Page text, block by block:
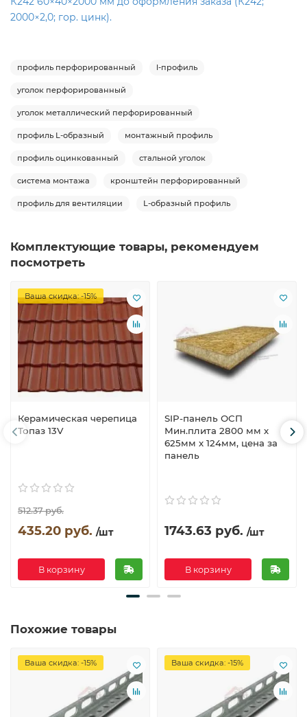
2000×2,0; гор. цинк).
профиль перфорированный l-профиль
уголок перфорированный
уголок металлический перфорированный
профиль L-образный монтажный профиль
профиль оцинкованный стальной уголок
система монтажа кронштейн перфорированный
профиль для вентиляции L-образный профиль
Комплектующие товары, рекомендуем
посмотреть
Ваша скидка: -15%
Керамическая черепица
Топаз 13V
512.37 руб.
435.20 руб. /шт
В корзину
SIP-панель ОСП
Мин.плита 2800 мм х
625мм х 124мм, цена за
панель
1743.63 руб. /шт
В корзину
Похожие товары
Ваша скидка: -15% Ваша скидка: -15%